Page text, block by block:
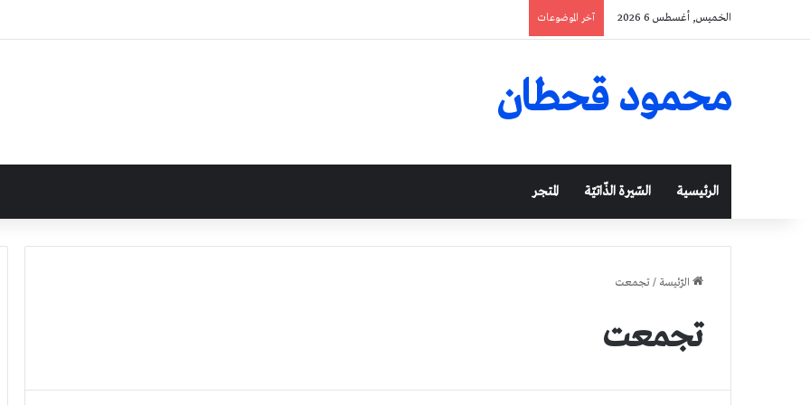
الخميس, أغسطس 6 2026 آخر الموضوعات
محمود قحطان
الرئيسية السّيرة الذّاتيّة المتجر
الرّئيسة /تجمعت
تجمعت